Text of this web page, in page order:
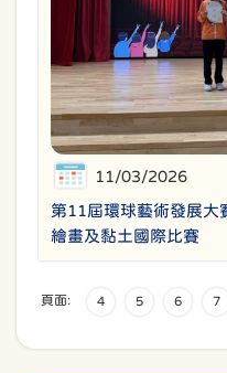
11/03/2026
第11屆環球藝術發展大
繪畫及黏土國際比賽
頁面: 4 5 6 7